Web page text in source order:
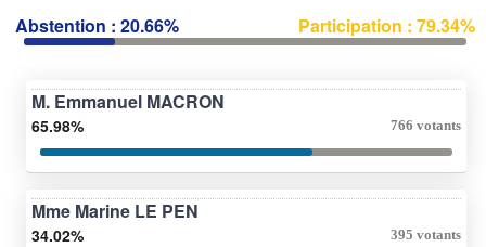
Abstention : 20.66% Participation : 79.34%
M. Emmanuel MACRON
65.98% 766 votants
Mme Marine LE PEN
34.02% 395 votants